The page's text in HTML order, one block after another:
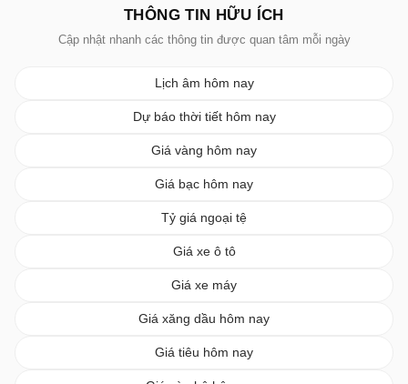
THÔNG TIN HỮU ÍCH
Cập nhật nhanh các thông tin được quan tâm mỗi ngày
Lịch âm hôm nay
Dự báo thời tiết hôm nay
Giá vàng hôm nay
Giá bạc hôm nay
Tỷ giá ngoại tệ
Giá xe ô tô
Giá xe máy
Giá xăng dầu hôm nay
Giá tiêu hôm nay